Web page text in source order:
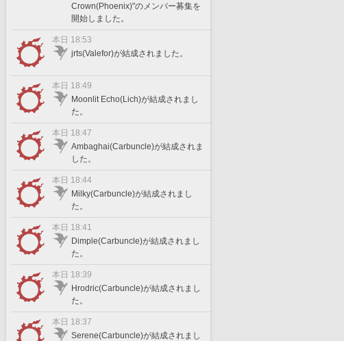
Crown(Phoenix)"のメンバー募集を
開始しました。
本日 18:53
jrts(Valefor)が結成されました。
本日 18:49
Moonlit Echo(Lich)が結成されまし
た。
本日 18:47
Ambaghai(Carbuncle)が結成されま
した。
本日 18:44
Milky(Carbuncle)が結成されまし
た。
本日 18:41
Dimple(Carbuncle)が結成されまし
た。
本日 18:39
Hrodric(Carbuncle)が結成されまし
た。
本日 18:37
Serene(Carbuncle)が結成されまし